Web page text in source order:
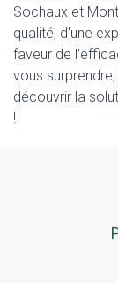
Sochaux et
qualité, d'une
faveur de
vous
découvrir la
!